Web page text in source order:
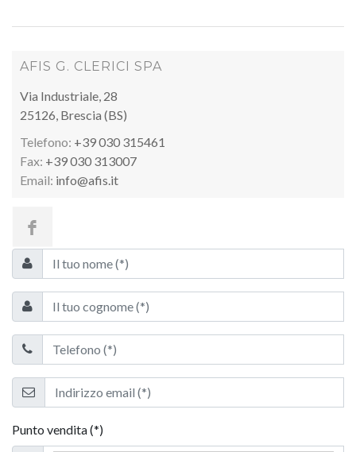
AFIS G. CLERICI SPA
Via Industriale, 28
25126, Brescia (BS)
Telefono: +39 030 315461
Fax: +39 030 313007
Email: info@afis.it
Punto vendita (*)